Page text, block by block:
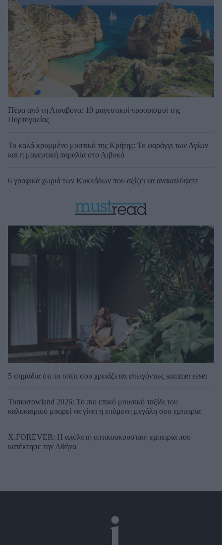
Πέρα από τη Λισαβόνα: 10 μαγευτικοί προορισμοί της
Πορτογαλίας
Το καλά κρυμμένο μυστικό της Κρήτης: Το φαράγγι των Αγίων
και η μαγευτική παραλία στο Λιβυκό
6 γραφικά χωριά των Κυκλάδων που αξίζει να ανακαλύψετε
5 σημάδια ότι το σπίτι σου χρειάζεται επειγόντως summer reset
Tomorrowland 2026: Το πιο επικό μουσικό ταξίδι του
καλοκαιριού μπορεί να γίνει η επόμενη μεγάλη σου εμπειρία
X.FOREVER: Η απόλυτη οπτικοακουστική εμπειρία που
κατέκτησε την Αθήνα